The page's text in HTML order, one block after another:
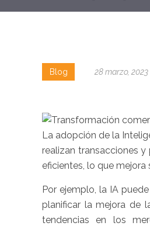
Blog 28 marzo, 2023
La adopción de la
realizan transacciones
eficientes, lo que
Por ejemplo, la IA
planificar la mejora de
tendencias en los